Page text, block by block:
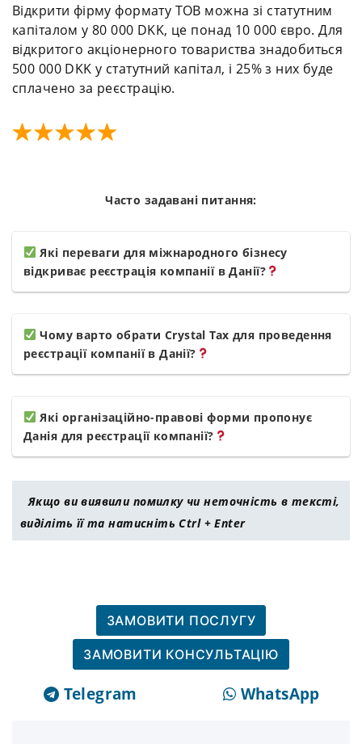
Відкрити фірму формату ТОВ можна зі статутним
капіталом у 80 000 DKK, це понад 10 000 євро. Для
відкритого акціонерного товариства знадобиться
500 000 DKK у статутний капітал, і 25% з них буде
сплачено за реєстрацію.
Часто задавані питання:
Які переваги для міжнародного бізнесу
відкриває реєстрація компанії в Данії?
Чому варто обрати Crystal Tax для проведення
реєстрації компанії в Данії?
Які організаційно-правові форми пропонує
Данія для реєстрації компанії?
Якщо ви виявили помилку чи неточність в тексті,
виділіть її та натисніть Ctrl + Enter
ЗАМОВИТИ ПОСЛУГУ
ЗАМОВИТИ КОНСУЛЬТАЦІЮ
Telegram WhatsApp